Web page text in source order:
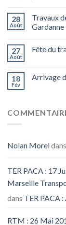
28
Août
Travaux
Gardanne
27
Août
Fête du
18
Fév
Arrivage
Nolan Moreldans
TER PACA : 17
Marseille
dans TER PACA
RTM : 26 Mai